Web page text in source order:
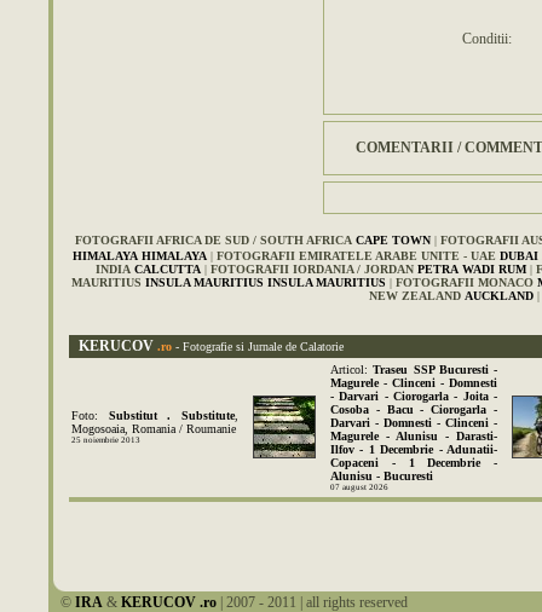
Conditii:
COMENTARII /
FOTOGRAFII AFRICA DE SUD / SOUTH AFRICA CAPE TOWN | FOTOGRAFII
HIMALAYA HIMALAYA | FOTOGRAFII EMIRATELE ARABE UNITE - UAE DUBAI
INDIA CALCUTTA | FOTOGRAFII IORDANIA / JORDAN PETRA WADI RUM |
MAURITIUS INSULA MAURITIUS INSULA MAURITIUS | FOTOGRAFII MONACO
NEW ZEALAND AUCKLAND |
KERUCOV .ro - Fotografie si Jurnale de Calatorie
Foto: Substitut . Substitute,
Mogosoaia, Romania / Roumanie
25 noiembrie 2013
Articol:Traseu SSP Bucuresti -
Magurele - Clinceni - Domnesti
- Darvari - Ciorogarla - Joita -
Cosoba - Bacu - Ciorogarla -
Darvari - Domnesti - Clinceni -
Magurele - Alunisu - Darasti-
Ilfov - 1 Decembrie - Adunatii-
Copaceni - 1 Decembrie -
Alunisu - Bucuresti
07 august 2026
© IRA & KERUCOV .ro | 2007 - 2011 | all rights reserved